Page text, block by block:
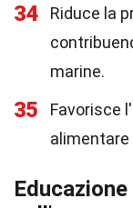
34 Riduce la
marine.
35
Favorisce